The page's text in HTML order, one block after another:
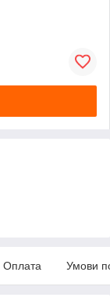
Оплата Умови